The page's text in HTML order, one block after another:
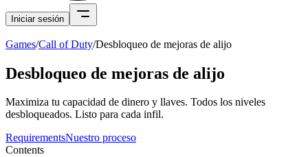
Iniciar sesión
Games/Call of Duty/Desbloqueo de mejoras de alijo
Desbloqueo de mejoras de alijo
Maximiza tu capacidad de dinero y llaves. Todos los niveles
desbloqueados. Listo para cada infil.
RequirementsNuestro proceso
Contents